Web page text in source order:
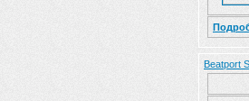
Beatport